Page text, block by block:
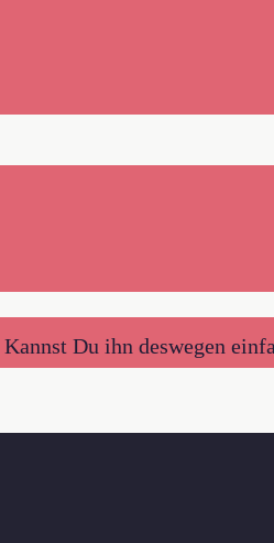
Du ihn deswegen